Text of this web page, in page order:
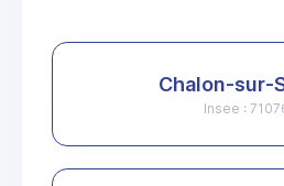
Chalon-sur-
Insee :